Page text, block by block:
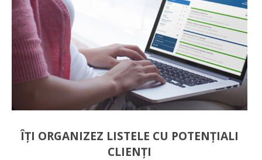
ÎȚI ORGANIZEZ LISTELE CU POTENȚIALI
CLIENȚI